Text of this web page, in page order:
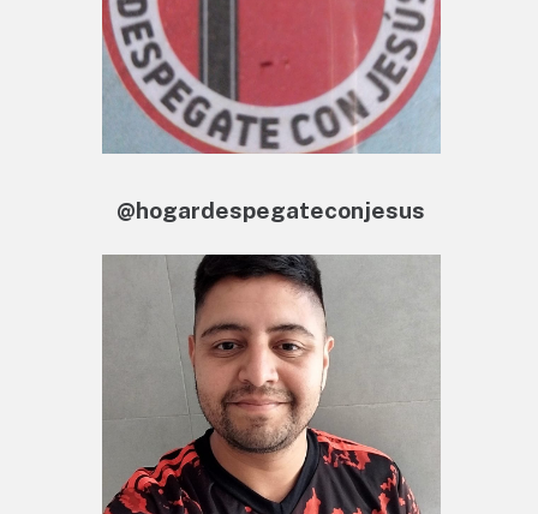
@hogardespegateconjesus